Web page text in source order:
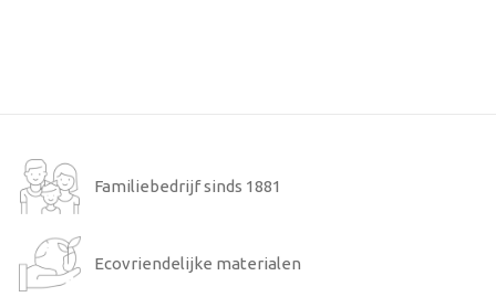
Familiebedrijf sinds 1881
Ecovriendelijke materialen